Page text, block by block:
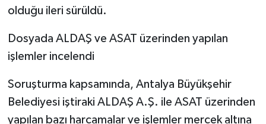
olduğu ileri sürüldü.
Dosyada ALDAŞ ve ASAT üzerinden yapılan
işlemler incelendi
Soruşturma kapsamında, Antalya Büyükşehir
Belediyesi iştiraki ALDAŞ A.Ş. ile ASAT üzerinden
yapılan bazı harcamalar ve işlemler mercek altına